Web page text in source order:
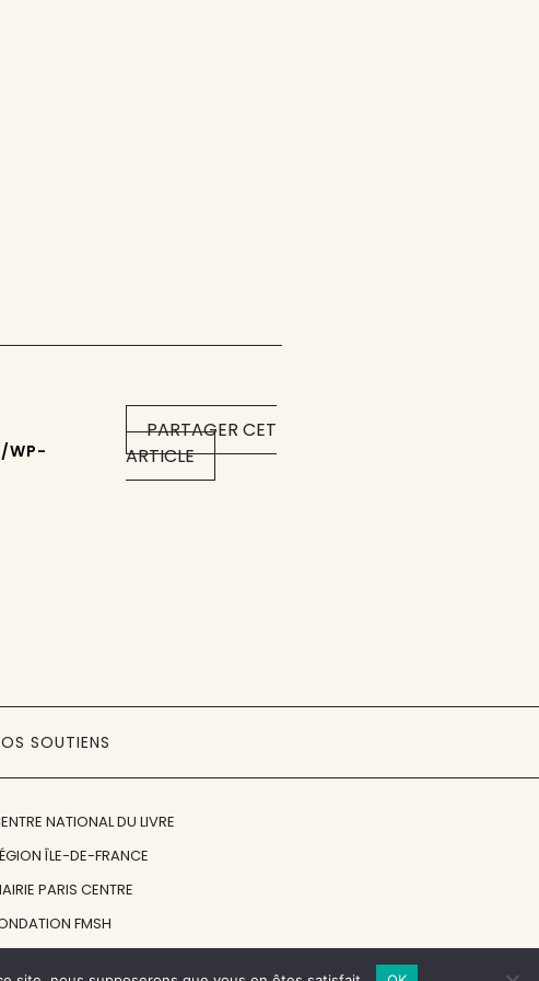
PARTAGER CET
ARTICLE
WP-
SOUTIENS
NATIONAL DU LIVRE
ÎLE-DE-FRANCE
PARIS CENTRE
FMSH